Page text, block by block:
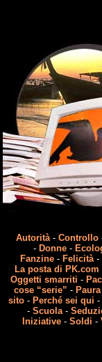
Autorità-Controllo
- Donne -
Fanzine - Felicità-
La posta di PK.com
Oggetti smarriti -
cose “serie” - Paura
sito - Perché sei qui
-Scuola-
Iniziative -Soldi -